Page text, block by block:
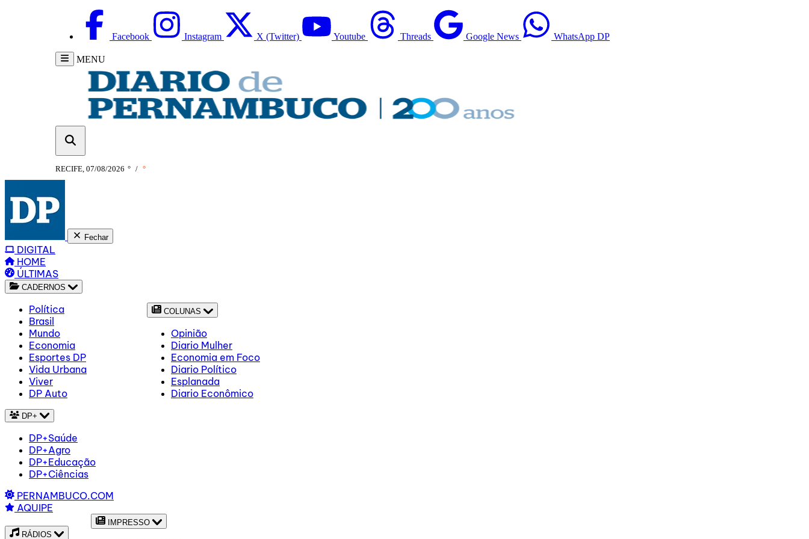
Facebook Instagram X (Twitter) Youtube Threads Google News WhatsApp DP
MENU
RECIFE, 07/08/2026 ° / °
Fechar
DIGITAL
HOME
ÚLTIMAS
CADERNOS
Política
Brasil
Mundo
Economia
Esportes DP
Vida Urbana
Viver
DP Auto
COLUNAS
Opinião
Diario Mulher
Economia em Foco
Diario Político
Esplanada
Diario Econômico
DP+
DP+Saúde
DP+Agro
DP+Educação
DP+Ciências
PERNAMBUCO.COM
AQUIPE
RÁDIOS
IMPRESSO